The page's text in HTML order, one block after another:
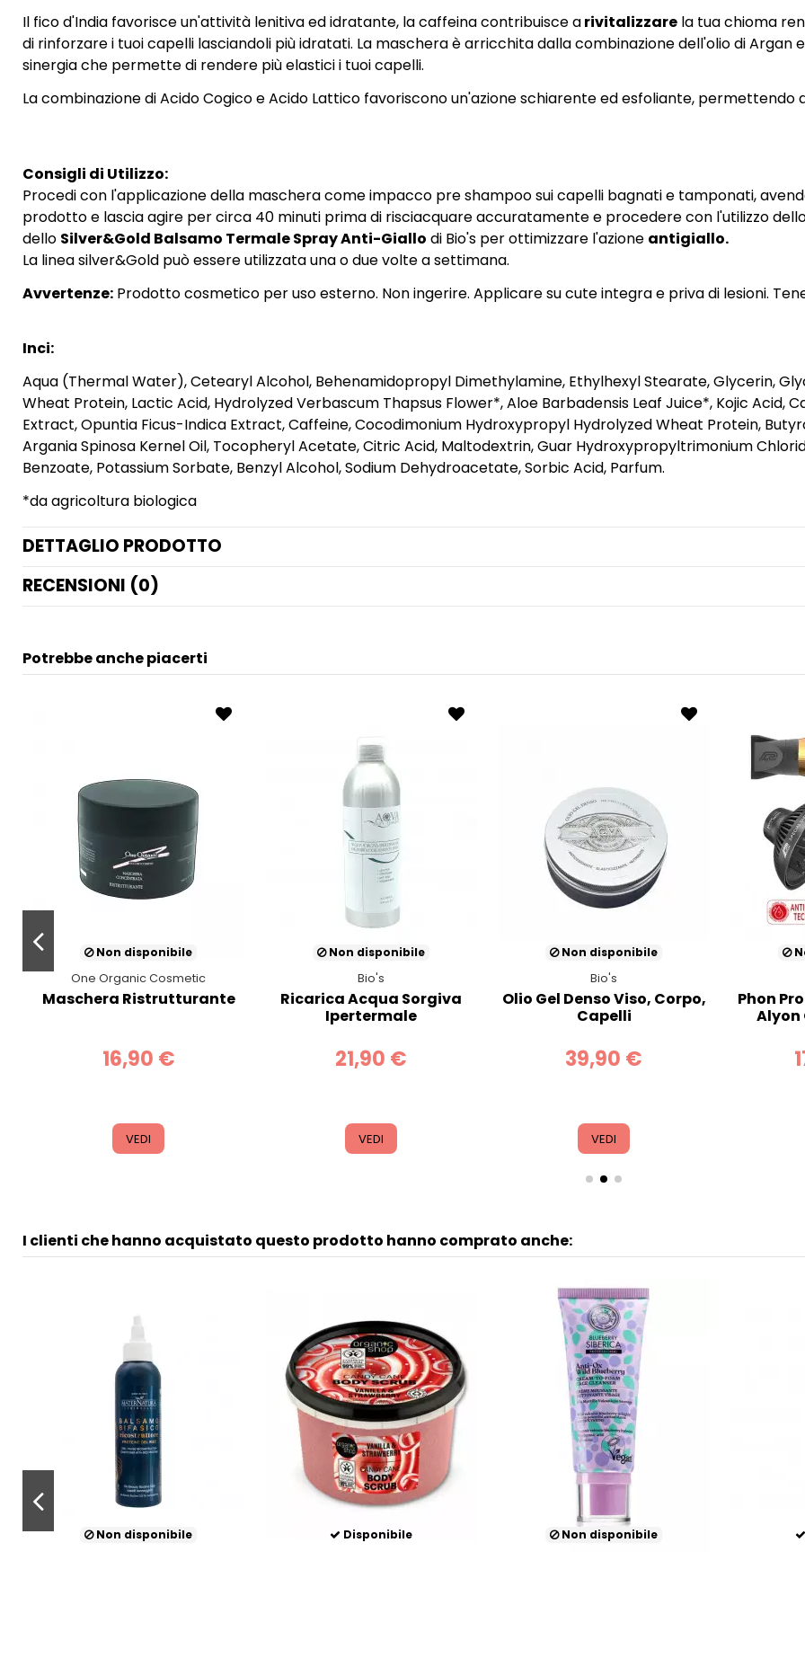
Il fico d'India favorisce un'attività lenitiva ed idratante, la caffeina contribuisce arivitalizzarela tua chioma
di rinforzare i tuoi capelli lasciandoli più idratati. La maschera è arricchita dalla combinazione dell'olio di Argan
sinergia che permette di rendere più elastici i tuoi capelli.
La combinazione di Acido Cogico e Acido Lattico favoriscono un'azione schiarente ed esfoliante, permettendo
Consigli di Utilizzo:
Procedi con l'applicazione della maschera come impacco pre shampoo sui capelli bagnati e tamponati,
prodotto e lascia agire per circa 40 minuti prima di risciacquare accuratamente e procedere con l'utilizzo
dello Silver&Gold Balsamo Termale Spray Anti-Giallo di Bio's per ottimizzare l'azione antigiallo.
La linea silver&Gold può essere utilizzata una o due volte a settimana.
Avvertenze:Prodotto cosmetico per uso esterno. Non ingerire. Applicare su cute integra e priva di lesioni.
Inci:
Aqua (Thermal Water), Cetearyl Alcohol, Behenamidopropyl Dimethylamine, Ethylhexyl Stearate, Glycerin,
Wheat Protein, Lactic Acid, Hydrolyzed Verbascum Thapsus Flower*, Aloe Barbadensis Leaf Juice*, Kojic Acid,
Extract, Opuntia Ficus-Indica Extract, Caffeine, Cocodimonium Hydroxypropyl Hydrolyzed Wheat Protein,
Argania Spinosa Kernel Oil, Tocopheryl Acetate, Citric Acid, Maltodextrin, Guar Hydroxypropyltrimonium
Benzoate, Potassium Sorbate, Benzyl Alcohol, Sodium Dehydroacetate, Sorbic Acid, Parfum.
*da agricoltura biologica
DETTAGLIO PRODOTTO
RECENSIONI (0)
Potrebbe anche piacerti
Non disponibile
One Organic Cosmetic
Maschera Ristrutturante
16,90 €
VEDI
Non disponibile
Bio's
Ricarica Acqua Sorgiva
Ipertermale
21,90 €
VEDI
Non disponibile
Bio's
Olio Gel Denso Viso, Corpo,
Capelli
39,90 €
VEDI
Phon
Alyon
I clienti che hanno acquistato questo prodotto hanno comprato anche:
Non disponibile Disponibile Non disponibile